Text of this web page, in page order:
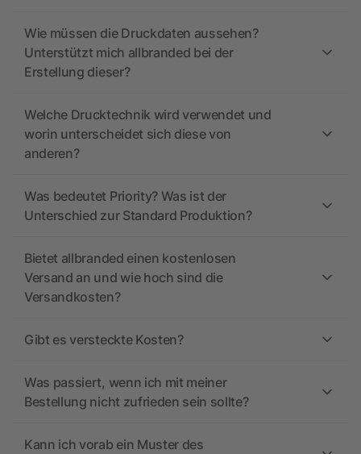
Wie müssen die Druckdaten aussehen?
Unterstützt mich allbranded bei der
Erstellung dieser?
Welche Drucktechnik wird verwendet und
worin unterscheidet sich diese von
anderen?
Was bedeutet Priority? Was ist der
Unterschied zur Standard Produktion?
Bietet allbranded einen kostenlosen
Versand an und wie hoch sind die
Versandkosten?
Gibt es versteckte Kosten?
Was passiert, wenn ich mit meiner
Bestellung nicht zufrieden sein sollte?
Kann ich vorab ein Muster des